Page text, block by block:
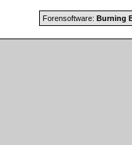
Forensoftware: Burning